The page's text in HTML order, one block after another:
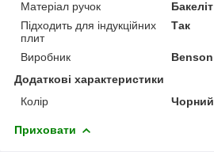
Матеріал ручок
Бакеліт
Підходить для індукційних
плит
Так
Виробник
Benson
Додаткові характеристики
Колір
Чорний
Приховати